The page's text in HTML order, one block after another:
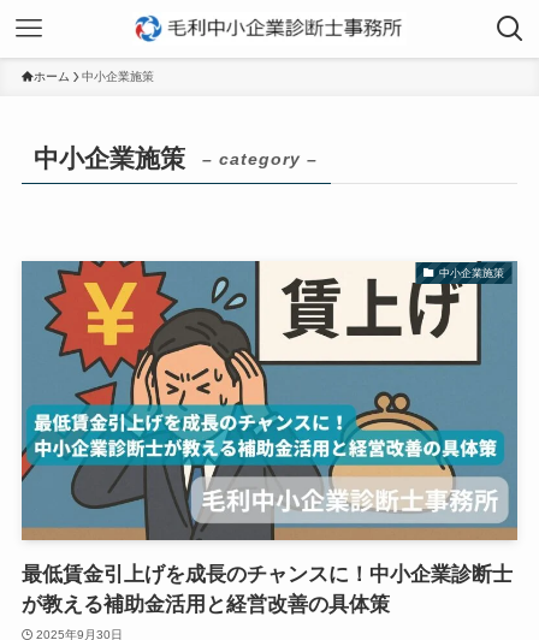
ホーム 中小企業施策
中小企業施策 – category –
中小企業施策
最低賃金引上げを成長のチャンスに！中小企業診断士
が教える補助金活用と経営改善の具体策
2025年9月30日